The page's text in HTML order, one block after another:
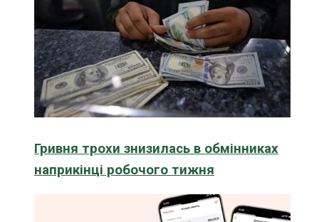
Гривня трохи знизилась в обмінниках
наприкінці робочого тижня